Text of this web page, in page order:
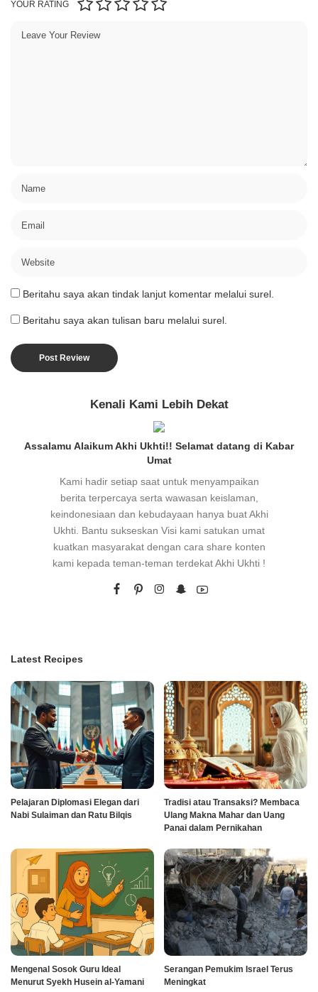
YOUR RATING
Beritahu saya akan tindak lanjut komentar melalui surel.
Beritahu saya akan tulisan baru melalui surel.
Kenali Kami Lebih Dekat
Assalamu Alaikum Akhi Ukhti!! Selamat datang di Kabar
Umat
Kami hadir setiap saat untuk menyampaikan
berita terpercaya serta wawasan keislaman,
keindonesiaan dan kebudayaan hanya buat Akhi
Ukhti. Bantu sukseskan Visi kami satukan umat
kuatkan masyarakat dengan cara share konten
kami kepada teman-teman terdekat Akhi Ukhti !
Latest Recipes
Pelajaran Diplomasi Elegan dari
Nabi Sulaiman dan Ratu Bilqis
Tradisi atau Transaksi? Membaca
Ulang Makna Mahar dan Uang
Panai dalam Pernikahan
Mengenal Sosok Guru Ideal
Menurut Syekh Husein al-Yamani
Serangan Pemukim Israel Terus
Meningkat